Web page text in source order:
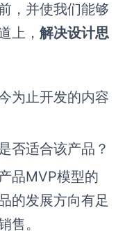
，并使我们能够
上， 解决设计思
止开发的内容
适合该产品？
MVP模型的
的发展方向有足
售。